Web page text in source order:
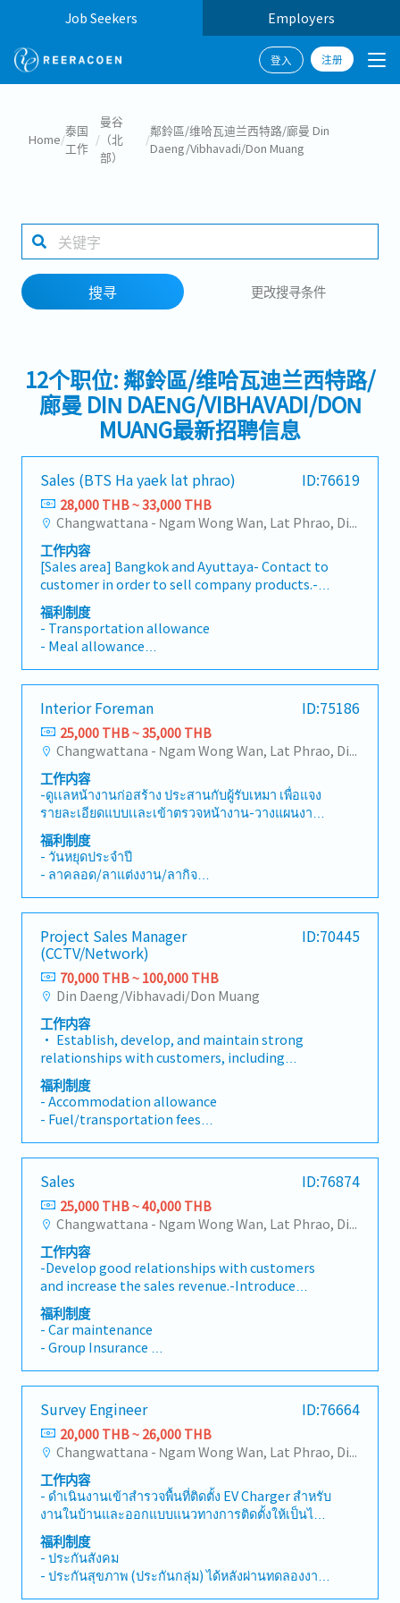
Job Seekers Employers
登入 注册
1 selected
Home/
泰国
工作
/
曼谷
（北
部）
/
鄰鈴區/维哈瓦迪兰西特路/廊曼 Din
Daeng/Vibhavadi/Don Muang
搜寻 更改搜寻条件
12个职位: 鄰鈴區/维哈瓦迪兰西特路/
廊曼 DIN DAENG/VIBHAVADI/DON
MUANG最新招聘信息
Sales (BTS Ha yaek lat phrao) ID:76619
28,000 THB ~ 33,000 THB
Changwattana - Ngam Wong Wan, Lat Phrao, Din Daeng/Vibhavadi/Don Muang, Sai Mai, Lak Si
工作内容
[Sales area] Bangkok and Ayuttaya- Contact to
customer in order to sell company products.-
Contact to supplier in order to find products to
satisfy customer’s requirements.- Penetrate
new customer and try to make sales
transaction.- Penetrate customer in new
market in order to present and sell company
products.- Learn new company products and
promote to customer.- Plan sales target and
try to reach that target.- Communicate
between customer and supplier.- Quick support
and respond to customer when there are any
problems.
福利制度
- Transportation allowance
- Meal allowance
- Sales Allowance ※After probation
- Social security
- Life insurance
- Medical insurance
- Performance bonus
- Car maintenance Allowance ※If the
candidate use own car.
- Gasoline (※If the candidate use own car.)
Interior Foreman ID:75186
25,000 THB ~ 35,000 THB
Changwattana - Ngam Wong Wan, Lat Phrao, Din Daeng/Vibhavadi/Don Muang, Sai Mai, Lak Si
工作内容
-ดูเเลหน้างานก่อสร้าง ประสานกับผู้รับเหมา เพื่อแจง
รายละเอียดแบบเเละเข้าตรวจหน้างาน-วางแผนงาน
แก้ไขปัญหา ติดตาม และส่งมอบงานให้ตรงตาม
กำหนด-ตรวจสอบการทำงานของผู้รับเหมา เรื่อง
คุณภาพของงาน เเละฝีมือช่าง ผลักดันให้ผู้รับเหมาส่ง
งานตามสัญญาจ้างเหมา -ตรวจแบบก่อสร้าง
เคลียร์Details ประเมินงบประมาณเบื้องต้น เพื่อให้อยู่
ในงบประมาณที่กำหนด-ดูแล และสื่อสารกับทีมให้
เข้าใจตรงกันเกี่ยวกับงานที่ต้องทำ และส่งมอบใน
แต่ละวัน-ติดต่อประสานงานกับลูกค้า , ทีมช่าง ,
Designer , Supplier , และสมาชิกในทีมเพื่ออัปเดต
ความคืบหน้าของโครงการอยู่เสมอ
福利制度
- วันหยุดประจำปี
- ลาคลอด/ลาแต่งงาน/ลากิจ
- ประกันสุขภาพ/ประกันอุบัติเหตุ/ประกันสังคม
- Outing ประจำปี
Project Sales Manager
(CCTV/Network)
ID:70445
70,000 THB ~ 100,000 THB
Din Daeng/Vibhavadi/Don Muang
工作内容
• Establish, develop, and maintain strong
relationships with customers, including
contractors, corporate, and government
clients in the Oil & Gas sector.• Provide
support to customers in planning, marketing,
and developing strategies within each
assigned area.• Expand and follow up on
project opportunities to drive business
growth.• Deliver convenient and responsive
service to agents/customers in assigned
territories.• Monitor and research market
trends, customer potential, and competitor
activities; contribute to the company’s market
planning.• Coordinate internally with
Production, Logistics, and Customer Credit
departments to ensure smooth trading
operations.• Take full responsibility for
managing and developing assigned customer
accounts.
福利制度
- Accommodation allowance
- Fuel/transportation fees
- Ordination gift
- Per diem
- Vehicle depreciation allowance
- Telephone bill allowance
- 5-day work week
- Social security
- Health insurance / Surgery
- Accident Insurance
- Ordination leave
- Employee's uniform
- Funeral payment support
- Annual trip or party
- Performance/results-based bonus
- Annual bonus
- Salary adjustment
Sales ID:76874
25,000 THB ~ 40,000 THB
Changwattana - Ngam Wong Wan, Lat Phrao, Din Daeng/Vibhavadi/Don Muang, Sai Mai, Lak Si
工作内容
-Develop good relationships with customers
and increase the sales revenue.-Introduce
appropriate lighting solutions as well as vision
components to customers to enhance the
market share.-Plan and execute the daily sales
activities and achieve the monthly sales
target.-Maintain and grow the existing
business accounts as well as develop new
accounts in the assigned territories.-Support
and drive distributors in their activities.-
Conduct basic application tests and consult
the customers from a technical point.-
Coordinate & conduct product training,
demonstration & applications support
activities.-Introduce new products and collect
market information for future product
planning.
福利制度
- Car maintenance
- Group Insurance
Survey Engineer ID:76664
20,000 THB ~ 26,000 THB
Changwattana - Ngam Wong Wan, Lat Phrao, Din Daeng/Vibhavadi/Don Muang, Sai Mai, Lak Si
工作内容
- ดำเนินงานเข้าสำรวจพื้นที่ติดตั้ง EV Charger สำหรับ
งานในบ้านและออกแบบแนวทางการติดตั้งให้เป็นไป
ตามข้อกำหนดมาตราฐานงานติดตั้งระบบไฟฟ้า - ให้
ความรู ้ คำปรึกษา แนะนำ และตอบคำถามหรือข้อ
สงสัยทางด้านเทคนิค - จัดทำเอกสารรายงานการเข้า
สำรวจ (Survey Report) ให้ตรงตามมาตราฐานการ
福利制度
- ประกันสังคม
- ประกันสุขภาพ (ประกันกลุ่ม) ได้หลังผ่านทดลองงาน